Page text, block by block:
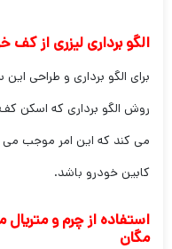
الگو برداری لیزری از کف
برای الگو برداری و طراحی
روش الگو برداری که اسکن
می کند که این امر موجب
کابین خودرو باشد.
استفاده از چرم و
مگان